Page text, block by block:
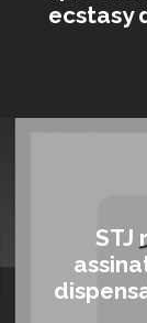
ecstasy
STJ